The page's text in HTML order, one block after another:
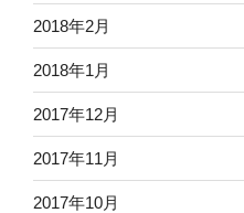
2018年2月
2018年1月
2017年12月
2017年11月
2017年10月